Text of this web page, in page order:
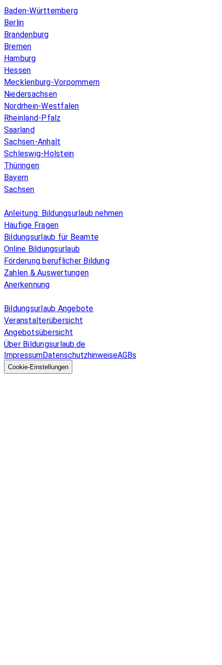
Baden-Württemberg
Berlin
Brandenburg
Bremen
Hamburg
Hessen
Mecklenburg-Vorpommern
Niedersachsen
Nordrhein-Westfalen
Rheinland-Pfalz
Saarland
Sachsen-Anhalt
Schleswig-Holstein
Thüringen
Bayern
Sachsen
Anleitung: Bildungsurlaub nehmen
Häufige Fragen
Bildungsurlaub für Beamte
Online Bildungsurlaub
Förderung beruflicher Bildung
Zahlen & Auswertungen
Anerkennung
Bildungsurlaub Angebote
Veranstalterübersicht
Angebotsübersicht
Über Bildungsurlaub.de
ImpressumDatenschutzhinweiseAGBs
Cookie-Einstellungen